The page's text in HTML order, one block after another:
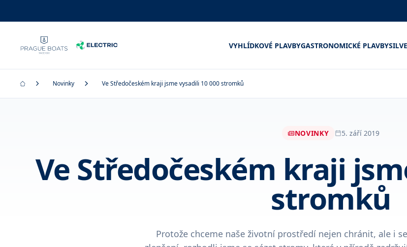
VYHLÍDKOVÉ PLAVBYGASTRONOMICKÉ PLAVBY
Novinky Ve Středočeském kraji jsme vysadili 10 000 stromků
NOVINKY 5. září 2019
Ve Středočeském kraji
stromků
Protože chceme naše životní prostředí nejen chránit, ale i